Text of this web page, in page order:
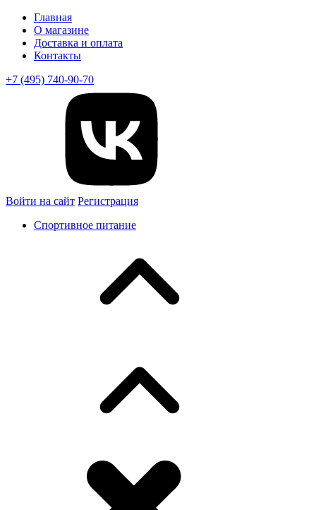
Главная
О магазине
Доставка и оплата
Контакты
+7 (495) 740-90-70
Войти на сайт Регистрация
Спортивное питание